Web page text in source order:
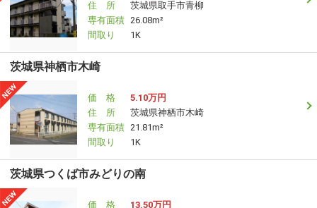
住 所
茨城県取手市青柳
専有面積 26.08m²
間取り
1K
茨城県神栖市木崎
価 格
5.10万円
住 所
茨城県神栖市木崎
専有面積 21.81m²
間取り
1K
茨城県つくば市みどりの南
価 格
13.50万円